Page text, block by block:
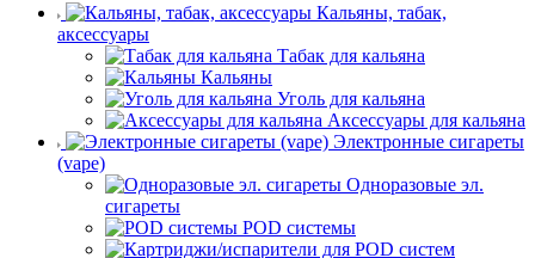
Кальяны, табак,
аксессуары
Табак для кальяна
Кальяны
Уголь для кальяна
Аксессуары для кальяна
Электронные сигареты
(vape)
Одноразовые эл.
сигареты
POD системы